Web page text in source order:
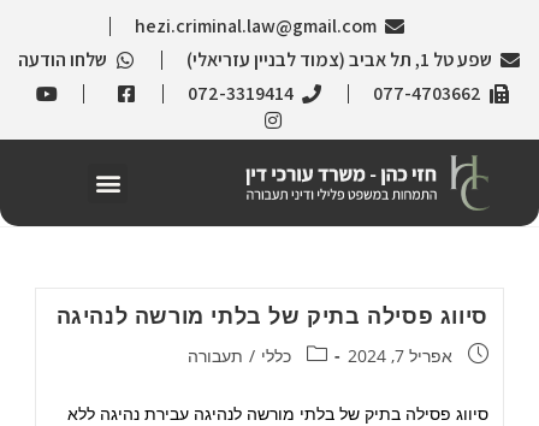
hezi.criminal.law@gmail.com
שפע טל 1, תל אביב (צמוד לבניין עזריאלי)
שלחו הודעה
077-4703662
072-3319414
סיווג פסילה בתיק של בלתי מורשה לנהיגה
אפריל 7, 2024 כללי / תעבורה
סיווג פסילה בתיק של בלתי מורשה לנהיגה עבירת נהיגה ללא